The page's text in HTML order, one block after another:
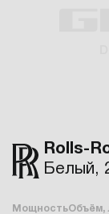
Rolls-
Белый,
МощностьОбъём,